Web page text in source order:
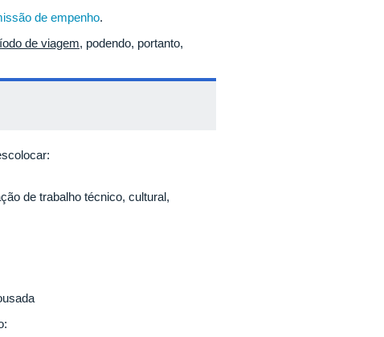
de empenho.
de viagem, podendo, portanto,
de trabalho técnico, cultural,